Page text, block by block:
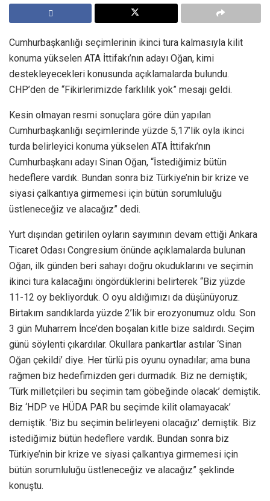
Cumhurbaşkanlığı seçimlerinin ikinci tura kalmasıyla kilit
konuma yükselen ATA İttifakı’nın adayı Oğan, kimi
destekleyecekleri konusunda açıklamalarda bulundu.
CHP’den de “Fikirlerimizde farklılık yok” mesajı geldi.
Kesin olmayan resmi sonuçlara göre dün yapılan
Cumhurbaşkanlığı seçimlerinde yüzde 5,17’lik oyla ikinci
turda belirleyici konuma yükselen ATA İttifakı’nın
Cumhurbaşkanı adayı Sinan Oğan, “İstediğimiz bütün
hedeflere vardık. Bundan sonra biz Türkiye’nin bir krize ve
siyasi çalkantıya girmemesi için bütün sorumluluğu
üstleneceğiz ve alacağız” dedi.
Yurt dışından getirilen oyların sayımının devam ettiği Ankara
Ticaret Odası Congresium önünde açıklamalarda bulunan
Oğan, ilk günden beri sahayı doğru okuduklarını ve seçimin
ikinci tura kalacağını öngördüklerini belirterek “Biz yüzde
11-12 oy bekliyorduk. O oyu aldığımızı da düşünüyoruz.
Birtakım sandıklarda yüzde 2’lik bir erozyonumuz oldu. Son
3 gün Muharrem İnce’den boşalan kitle bize saldırdı. Seçim
günü söylenti çıkardılar. Okullara pankartlar astılar ‘Sinan
Oğan çekildi’ diye. Her türlü pis oyunu oynadılar; ama buna
rağmen biz hedefimizden geri durmadık. Biz ne demiştik;
‘Türk milletçileri bu seçimin tam göbeğinde olacak’ demiştik.
Biz ‘HDP ve HÜDA PAR bu seçimde kilit olamayacak’
demiştik. ‘Biz bu seçimin belirleyeni olacağız’ demiştik. Biz
istediğimiz bütün hedeflere vardık. Bundan sonra biz
Türkiye’nin bir krize ve siyasi çalkantıya girmemesi için
bütün sorumluluğu üstleneceğiz ve alacağız” şeklinde
konuştu.